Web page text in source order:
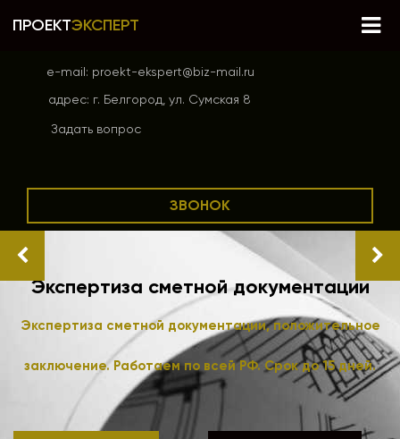
ПРОЕКТЭКСПЕРТ
e-mail: proekt-ekspert@biz-mail.ru
адрес: г. Белгород, ул. Сумская 8
Задать вопрос
ЗВОНОК
Экспертиза сметной документации
Экспертиза сметной документации, положительное
заключение. Работаем по всей РФ. Срок до 15 дней.